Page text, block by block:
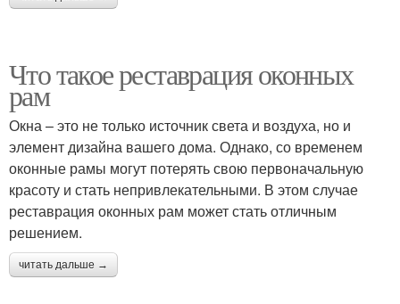
Что такое реставрация оконных
рам
Окна – это не только источник света и воздуха, но и
элемент дизайна вашего дома. Однако, со временем
оконные рамы могут потерять свою первоначальную
красоту и стать непривлекательными. В этом случае
реставрация оконных рам может стать отличным
решением.
читать дальше →